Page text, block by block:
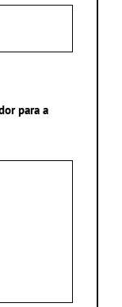
para a